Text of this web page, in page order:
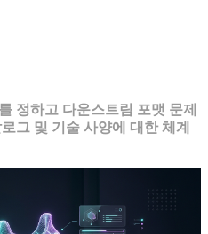
정하고 다운스트림 포맷 문제
그 및 기술 사양에 대한 체계